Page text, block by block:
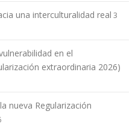
una interculturalidad real 3
en el
extraordinaria 2026)
nueva Regularización